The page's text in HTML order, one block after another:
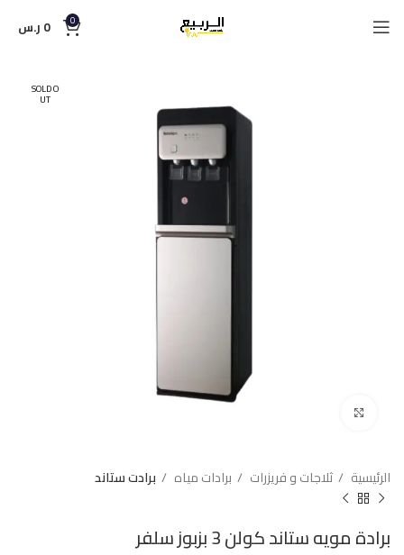
0
0 ر.س
SOLD O
UT
الرئيسية ثلاجات و فريزرات برادات مياه برادت ستاند
برادة مويه ستاند كولن 3 بزبوز سلفر